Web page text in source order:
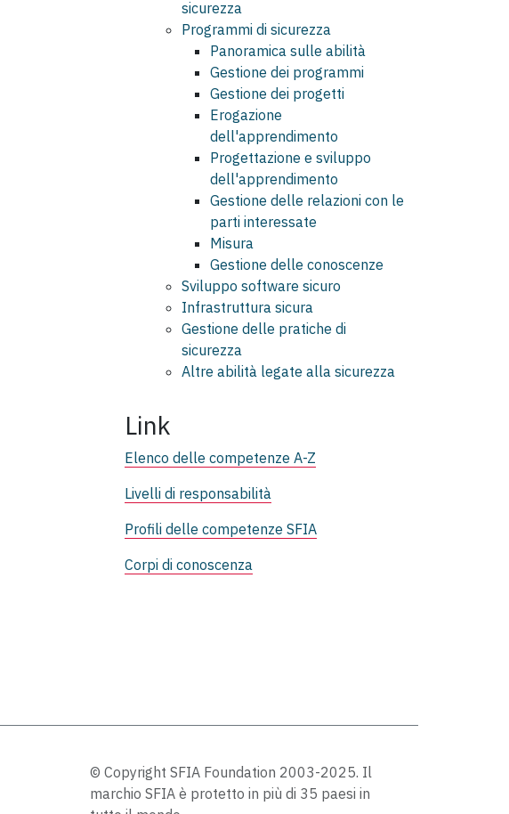
sicurezza
Programmi di sicurezza
Panoramica sulle abilità
Gestione dei programmi
Gestione dei progetti
Erogazione
dell'apprendimento
Progettazione e sviluppo
dell'apprendimento
Gestione delle relazioni con le
parti interessate
Misura
Gestione delle conoscenze
Sviluppo software sicuro
Infrastruttura sicura
Gestione delle pratiche di
sicurezza
Altre abilità legate alla sicurezza
Link
Elenco delle competenze A-Z
Livelli di responsabilità
Profili delle competenze SFIA
Corpi di conoscenza
© Copyright SFIA Foundation 2003-2025. Il
marchio SFIA è protetto in più di 35 paesi in